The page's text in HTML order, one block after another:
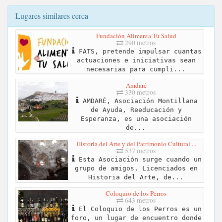
Lugares similares cerca
Fundación Alimenta Tu Salud
290 metros
FATS, pretende impulsar cuantas
actuaciones e iniciativas sean
necesarias para cumpli...
Amdaré
330 metros
AMDARÉ, Asociación Montillana
de Ayuda, Reeducación y
Esperanza, es una asociación
de...
Historia del Arte y del Patrimonio Cultural ...
537 metros
Esta Asociación surge cuando un
grupo de amigos, Licenciados en
Historia del Arte, de...
Coloquio de los Perros
643 metros
El Coloquio de los Perros es un
foro, un lugar de encuentro donde